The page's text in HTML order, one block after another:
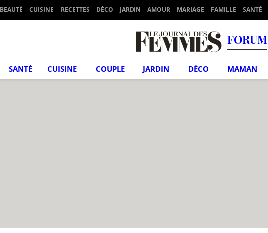
BEAUTÉ CUISINE RECETTES DÉCO JARDIN AMOUR MARIAGE FAMILLE SANTÉ
FORUM
SANTÉ CUISINE COUPLE JARDIN DÉCO MAMAN